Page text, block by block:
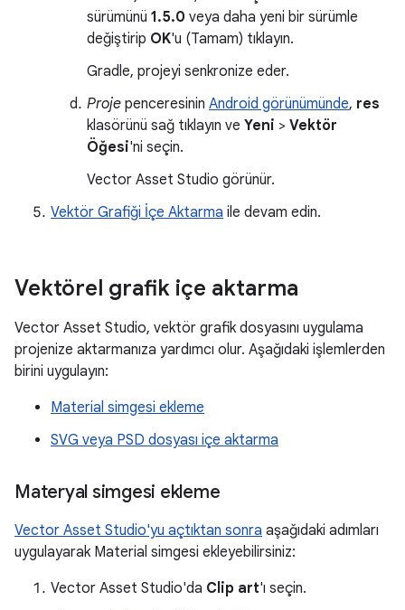
sürümünü 1.5.0 veya daha yeni bir sürümle
değiştirip OK'u (Tamam) tıklayın.
Gradle, projeyi senkronize eder.
Proje penceresinin Android görünümünde, res
klasörünü sağ tıklayın ve Yeni > Vektör
Öğesi'ni seçin.
Vector Asset Studio görünür.
Vektör Grafiği İçe Aktarma ile devam edin.
Vektörel grafik içe aktarma
Vector Asset Studio, vektör grafik dosyasını uygulama
projenize aktarmanıza yardımcı olur. Aşağıdaki işlemlerden
birini uygulayın:
Material simgesi ekleme
SVG veya PSD dosyası içe aktarma
Materyal simgesi ekleme
Vector Asset Studio'yu açtıktan sonra aşağıdaki adımları
uygulayarak Material simgesi ekleyebilirsiniz:
Vector Asset Studio'da Clip art'ı seçin.